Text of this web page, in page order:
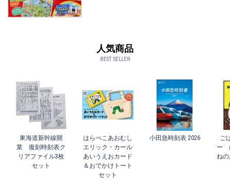
人気商品
BEST SELLER
東海道新幹線開
業 復刻時刻表ク
リアファイル3枚
セット
はらぺこあおむし
エリック・カール
あいうえおカード
＆おでかけトート
セット
小田急時刻表 2026
ご
ー
ね